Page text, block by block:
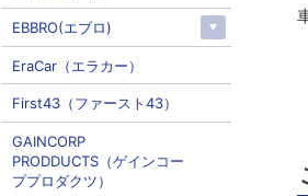
EBBRO(エブロ)
EraCar（エラカー）
First43（ファースト43）
GAINCORP
PRODDUCTS（ゲインコー
ププロダクツ）